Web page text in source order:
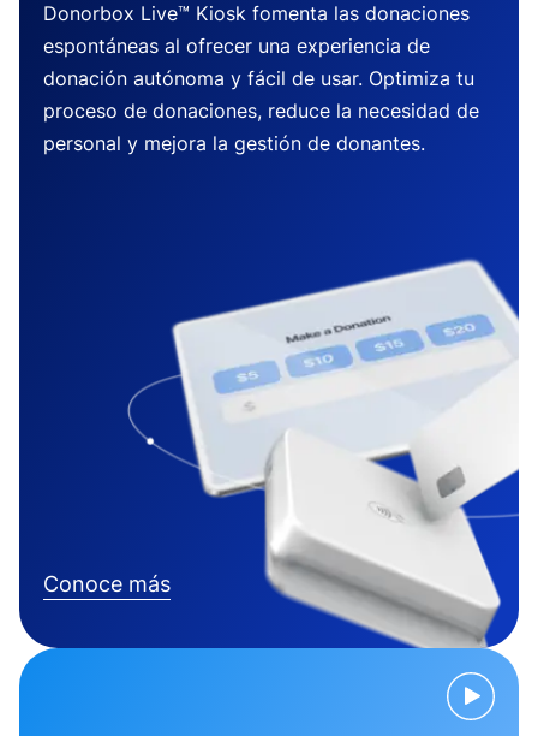
Donorbox Live™ Kiosk fomenta las donaciones
espontáneas al ofrecer una experiencia de
donación autónoma y fácil de usar. Optimiza tu
proceso de donaciones, reduce la necesidad de
personal y mejora la gestión de donantes.
Conoce más